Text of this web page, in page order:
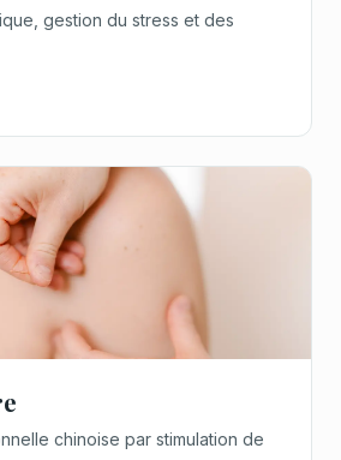
gestion du stress et des
chinoise par stimulation de